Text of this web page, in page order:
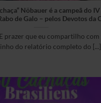
Nöbauer é a campeã do
de Galo – pelos Devotos da
prazer que eu compartilho com
do relatório completo do [...]